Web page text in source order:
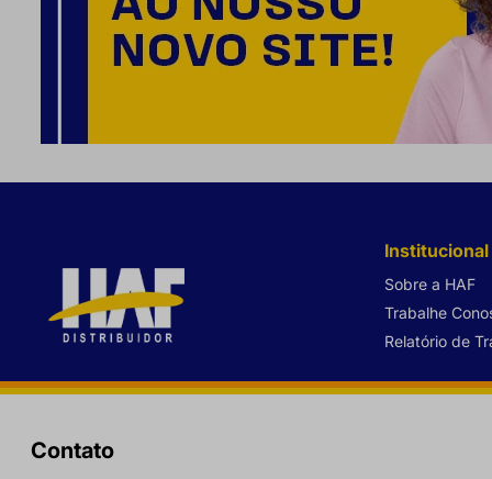
Institucional
Sobre a HAF
Trabalhe
Relatório de
Contato